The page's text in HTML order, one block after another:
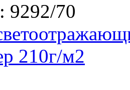
9292/70
210г/м2